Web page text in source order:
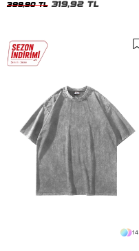
399,90 TL 319,92 TL
14